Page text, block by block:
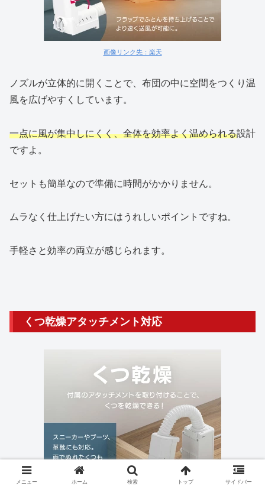
画像リンク先：楽天
ノズルが立体的に開くことで、布団の中に空間をつくり温
風を広げやすくしています。
一点に風が集中しにくく、全体を効率よく温められる設計
ですよ。
セットも簡単なので準備に時間がかかりません。
ムラなく仕上げたい方にはうれしいポイントですね。
手軽さと効率の両立が感じられます。
くつ乾燥アタッチメント対応
メニュー ホーム 検索 トップ サイドバー